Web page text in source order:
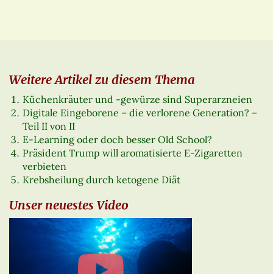
Weitere Artikel zu diesem Thema
Küchenkräuter und -gewürze sind Superarzneien
Digitale Eingeborene – die verlorene Generation? –
Teil II von II
E-Learning oder doch besser Old School?
Präsident Trump will aromatisierte E-Zigaretten
verbieten
Krebsheilung durch ketogene Diät
Unser neuestes Video